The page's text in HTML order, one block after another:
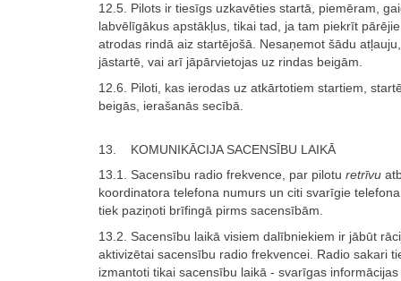
12.5. Pilots ir tiesīgs uzkavēties startā, piemēram,
labvēlīgākus apstākļus, tikai tad, ja tam piekrīt
atrodas rindā aiz startējošā. Nesaņemot šādu
jāstartē, vai arī jāpārvietojas uz rindas beigām.
12.6. Piloti, kas ierodas uz atkārtotiem startiem,
beigās, ierašanās secībā.
13. KOMUNIKĀCIJA SACENSĪBU LAIKĀ
13.1. Sacensību radio frekvence, par pilotu retrīvu
koordinatora telefona numurs un citi svarīgie
tiek paziņoti brīfingā pirms sacensībām.
13.2. Sacensību laikā visiem dalībniekiem ir jābūt
aktivizētai sacensību radio frekvencei. Radio sakari
izmantoti tikai sacensību laikā - svarīgas